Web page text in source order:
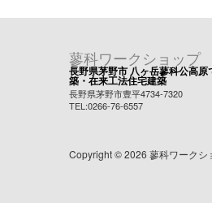
蓼科ワークショップ
長野県茅野市 八ヶ岳蓼科公高
築・在来工法住宅建築
長野県茅野市豊平4734-7320
TEL:0266-76-6557
Copyright © 2026 蓼科ワークシ